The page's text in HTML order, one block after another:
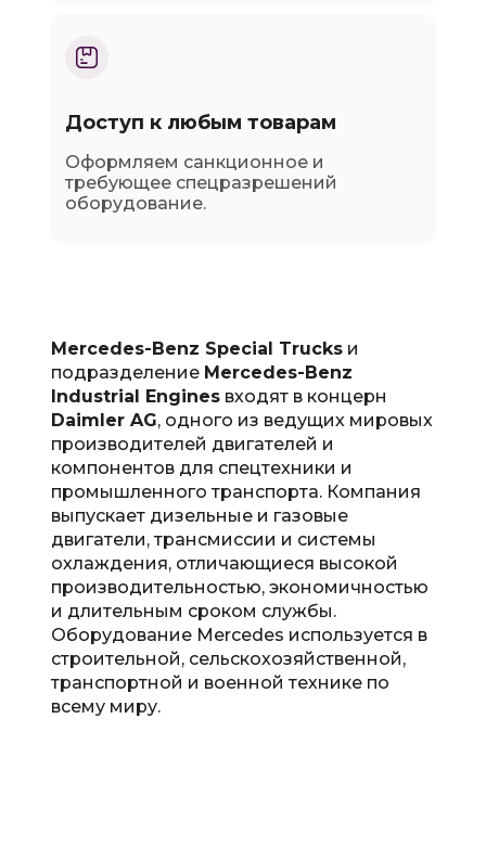
Доступ к любым товарам
Оформляем санкционное и
требующее спецразрешений
оборудование.
Mercedes-Benz Special Trucksи
подразделение Mercedes-Benz
Industrial Enginesвходят в концерн
Daimler AG, одного из ведущих мировых
производителей двигателей и
компонентов для спецтехники и
промышленного транспорта. Компания
выпускает дизельные и газовые
двигатели, трансмиссии и системы
охлаждения, отличающиеся высокой
производительностью, экономичностью
и длительным сроком службы.
Оборудование Mercedes используется в
строительной, сельскохозяйственной,
транспортной и военной технике по
всему миру.